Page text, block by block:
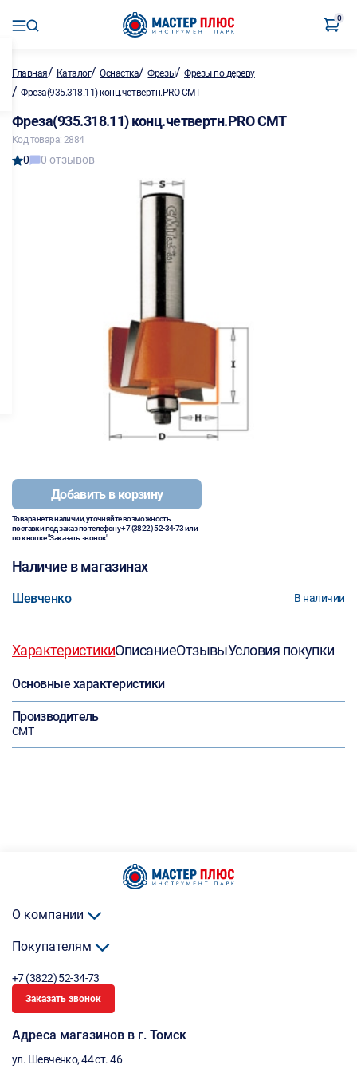
0
Главная/ Каталог/Оснастка/Фрезы/Фрезы по дереву
/ Фреза(935.318.11) конц.четвертн.PRO CMT
Фреза(935.318.11) конц.четвертн.PRO CMT
Код товара: 2884
0 0 отзывов
Добавить в корзину
Товара нет в наличии, уточняйте возможность
поставки под заказ по телефону+7 (3822) 52-34-73или
по кнопке "Заказать звонок"
Наличие в магазинах
Шевченко В наличии
ХарактеристикиОписаниеОтзывыУсловия покупки
Основные характеристики
Производитель
CMT
О компании
Покупателям
+7 (3822) 52-34-73
Заказать звонок
Адреса магазинов в г. Томск
ул. Шевченко, 44 ст. 46